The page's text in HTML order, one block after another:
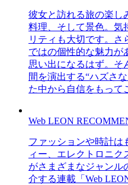
彼女と訪れる旅の楽
料理、そして景色。気
リティも大切です。さ
ではの個性的な魅力が
思い出になるはず。そ
間を演出する“ハズさ
た中から自信をもって
Web LEON
ファッションや時計は
ィー、エレクトロニク
がさまざまなジャンル
介する連載「Web